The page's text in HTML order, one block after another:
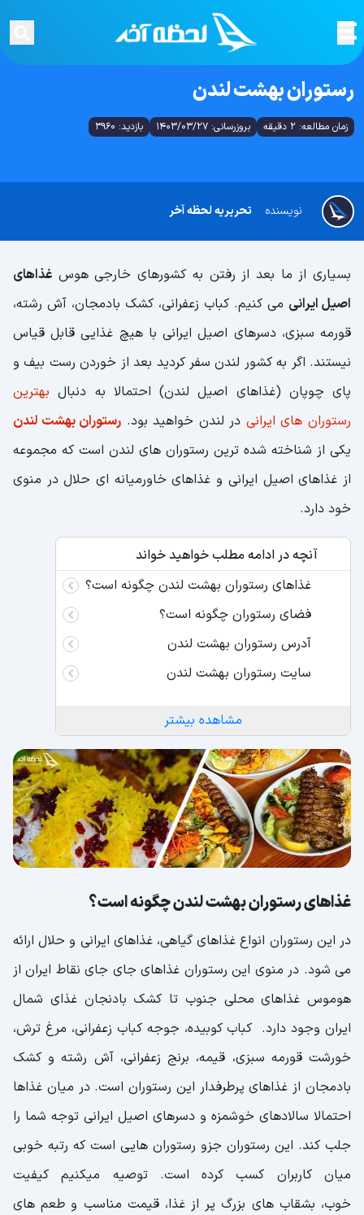
رستوران بهشت لندن
زمان مطالعه: 2 دقیقه بروزرسانی: 1403/03/27 بازدید: 3960
تحریریه لحظه آخر نویسنده
بسیاری از ما بعد از رفتن به کشورهای خارجی هوس غذاهای
اصیل ایرانی می کنیم. کباب زعفرانی، کشک بادمجان، آش رشته،
قورمه سبزی، دسرهای اصیل ایرانی با هیچ غذایی قابل قیاس
نیستند. اگر به کشور لندن سفر کردید بعد از خوردن رست بیف و
پای چوپان (غذاهای اصیل لندن) احتمالا به دنبال بهترین
رستوران های ایرانی در لندن خواهید بود. رستوران بهشت لندن
یکی از شناخته شده ترین رستوران های لندن است که مجموعه
از غذاهای اصیل ایرانی و غذاهای خاورمیانه ای حلال در منوی
خود دارد.
آنچه در ادامه مطلب خواهید خواند
غذاهای رستوران بهشت لندن چگونه است؟
فضای رستوران چگونه است؟
آدرس رستوران بهشت لندن
سایت رستوران بهشت لندن
مشاهده بیشتر
غذاهای رستوران بهشت لندن چگونه است؟
در این رستوران انواع غذاهای گیاهی، غذاهای ایرانی و حلال ارائه
می شود. در منوی این رستوران غذاهای جای جای نقاط ایران از
هوموس غذاهای محلی جنوب تا کشک بادنجان غذای شمال
ایران وجود دارد. کباب کوبیده، جوجه کباب زعفرانی، مرغ ترش،
خورشت قورمه سبزی، قیمه، برنج زعفرانی، آش رشته و کشک
بادمجان از غذاهای پرطرفدار این رستوران است. در میان غذاها
احتمالا سالادهای خوشمزه و دسرهای اصیل ایرانی توجه شما را
جلب کند. این رستوران جزو رستوران هایی است که رتبه خوبی
میان کاربران کسب کرده است. توصیه میکنیم کیفیت
خوب، بشقاب های بزرگ پر از غذا، قیمت مناسب و طعم های